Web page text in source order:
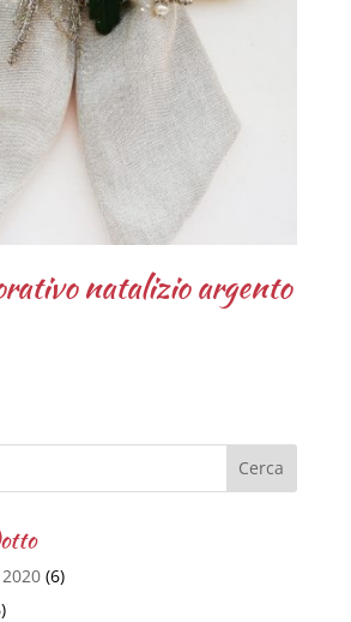
natalizio argento
(6)